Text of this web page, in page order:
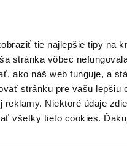
tie najlepšie tipy na
stránka vôbec
ako náš web funguje, a
stránku pre vašu lepšiu
Niektoré údaje
všetky tieto cookies.